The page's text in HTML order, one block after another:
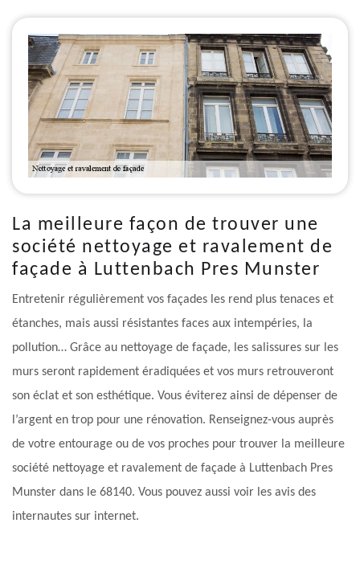
La meilleure façon de trouver une
société nettoyage et ravalement de
façade à Luttenbach Pres Munster
Entretenir régulièrement vos façades les rend plus tenaces et
étanches, mais aussi résistantes faces aux intempéries, la
pollution… Grâce au nettoyage de façade, les salissures sur les
murs seront rapidement éradiquées et vos murs retrouveront
son éclat et son esthétique. Vous éviterez ainsi de dépenser de
l’argent en trop pour une rénovation. Renseignez-vous auprès
de votre entourage ou de vos proches pour trouver la meilleure
société nettoyage et ravalement de façade à Luttenbach Pres
Munster dans le 68140. Vous pouvez aussi voir les avis des
internautes sur internet.